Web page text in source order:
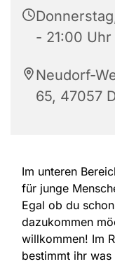
- 21:00 Uhr
Neudorf-
65, 47057
Im unteren
für junge
Egal ob du
dazukommen
willkommen! Im
bestimmt ihr